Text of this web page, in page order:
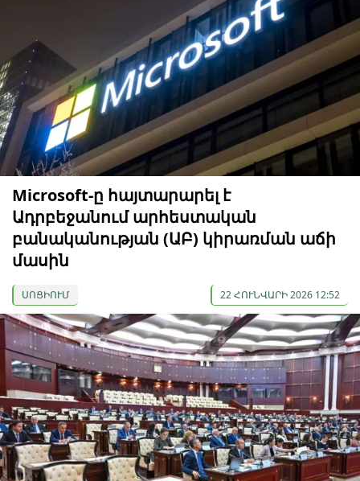
Microsoft-ը հայտարարել է
Ադրբեջանում արհեստական
բանականության (ԱԲ) կիրառման աճի
մասին
ՍՈՑԻՈՒՄ 22 ՀՈՒՆՎԱՐԻ 2026 12:52